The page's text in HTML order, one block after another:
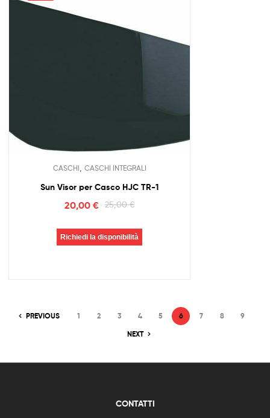
CASCHI CASCHI INTEGRALI
Sun Visor per Casco HJC TR-1
25,00€
20,00€
Richiedi la disponibilità
PREVIOUS 1 2 3 4 5 6 7 8
9
NEXT
CONTATTI